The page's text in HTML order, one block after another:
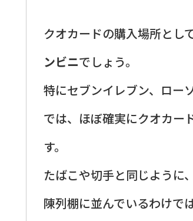
クオカードの購入場所とし
ンビニでしょう。
特にセブンイレブン、ロー
では、ほぼ確実にクオカー
す。
たばこや切手と同じように
陳列棚に並んでいるわけで